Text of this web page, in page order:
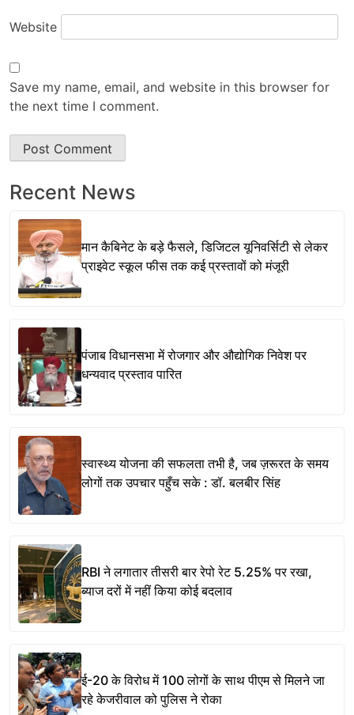
Website
Save my name, email, and website in this browser for
the next time I comment.
Recent News
मान कैबिनेट के बड़े फैसले, डिजिटल यूनिवर्सिटी से लेकर
प्राइवेट स्कूल फीस तक कई प्रस्तावों को मंजूरी
पंजाब विधानसभा में रोजगार और औद्योगिक निवेश पर
धन्यवाद प्रस्ताव पारित
स्वास्थ्य योजना की सफलता तभी है, जब ज़रूरत के समय
लोगों तक उपचार पहुँच सके : डॉ. बलबीर सिंह
RBI ने लगातार तीसरी बार रेपो रेट 5.25% पर रखा,
ब्याज दरों में नहीं किया कोई बदलाव
ई-20 के विरोध में 100 लोगों के साथ पीएम से मिलने जा
रहे केजरीवाल को पुलिस ने रोका